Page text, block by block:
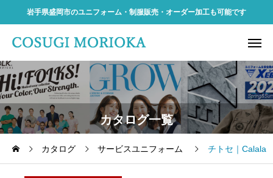
岩手県盛岡市のユニフォーム・制服販売・オーダー加工も可能です
カタログ一覧
カタログ サービスユニフォーム チトセ｜Calala